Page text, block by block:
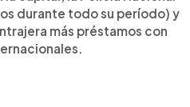
durante todo su período) y
más préstamos con